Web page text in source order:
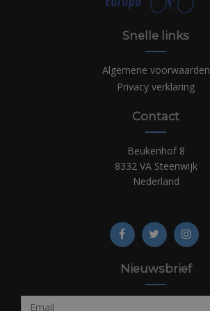
Snelle links
Algemene voorwaarden
Privacy verklaring
Contact
Beukenhof 8
8332 VA Steenwijk
Nederland
Nieuwsbrief